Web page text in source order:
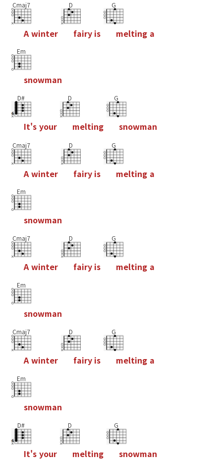
Cmaj7
A winter
D
fairy is
G
melting a
Em
snowman
D#
It's your
D
melting
G
snowman
Cmaj7
A winter
D
fairy is
G
melting a
Em
snowman
Cmaj7
A winter
D
fairy is
G
melting a
Em
snowman
Cmaj7
A winter
D
fairy is
G
melting a
Em
snowman
D#
It's your
D
melting
G
snowman